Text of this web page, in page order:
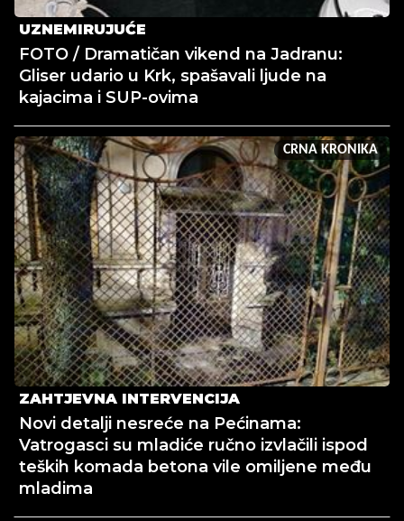
UZNEMIRUJUĆE
FOTO / Dramatičan vikend na Jadranu:
Gliser udario u Krk, spašavali ljude na
kajacima i SUP-ovima
CRNA KRONIKA
ZAHTJEVNA INTERVENCIJA
Novi detalji nesreće na Pećinama:
Vatrogasci su mladiće ručno izvlačili ispod
teških komada betona vile omiljene među
mladima